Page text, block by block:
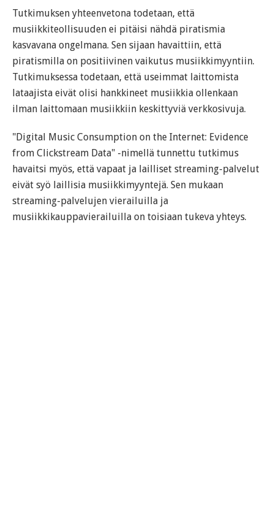
Tutkimuksen yhteenvetona todetaan, että
musiikkiteollisuuden ei pitäisi nähdä piratismia
kasvavana ongelmana. Sen sijaan havaittiin, että
piratismilla on positiivinen vaikutus musiikkimyyntiin.
Tutkimuksessa todetaan, että useimmat laittomista
lataajista eivät olisi hankkineet musiikkia ollenkaan
ilman laittomaan musiikkiin keskittyviä verkkosivuja.
"Digital Music Consumption on the Internet: Evidence
from Clickstream Data" -nimellä tunnettu tutkimus
havaitsi myös, että vapaat ja lailliset streaming-palvelut
eivät syö laillisia musiikkimyyntejä. Sen mukaan
streaming-palvelujen vierailuilla ja
musiikkikauppavierailuilla on toisiaan tukeva yhteys.